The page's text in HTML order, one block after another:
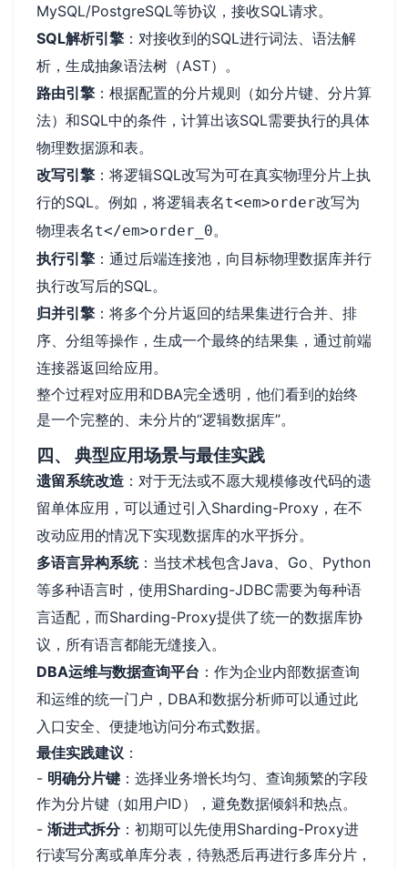
MySQL/PostgreSQL等协议，接收SQL请求。
SQL解析引擎 ：对接收到的SQL进行词法、语法解
析，生成抽象语法树（AST）。
路由引擎 ：根据配置的分片规则（如分片键、分片算
法）和SQL中的条件，计算出该SQL需要执行的具体
物理数据源和表。
改写引擎 ：将逻辑SQL改写为可在真实物理分片上执
行的SQL。例如，将逻辑表名t<em>order改写为
物理表名t</em>order_0。
执行引擎 ：通过后端连接池，向目标物理数据库并行
执行改写后的SQL。
归并引擎 ：将多个分片返回的结果集进行合并、排
序、分组等操作，生成一个最终的结果集，通过前端
连接器返回给应用。
整个过程对应用和DBA完全透明，他们看到的始终
是一个完整的、未分片的“逻辑数据库”。
四、 典型应用场景与最佳实践
遗留系统改造 ：对于无法或不愿大规模修改代码的遗
留单体应用，可以通过引入Sharding-Proxy，在不
改动应用的情况下实现数据库的水平拆分。
多语言异构系统：当技术栈包含Java、Go、Python
等多种语言时，使用Sharding-JDBC需要为每种语
言适配，而Sharding-Proxy提供了统一的数据库协
议，所有语言都能无缝接入。
DBA运维与数据查询平台 ：作为企业内部数据查询
和运维的统一门户，DBA和数据分析师可以通过此
入口安全、便捷地访问分布式数据。
最佳实践建议 ：
- 明确分片键 ：选择业务增长均匀、查询频繁的字段
作为分片键（如用户ID），避免数据倾斜和热点。
- 渐进式拆分：初期可以先使用Sharding-Proxy进
行读写分离或单库分表，待熟悉后再进行多库分片，